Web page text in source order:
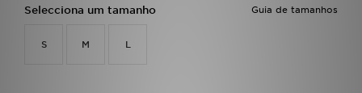
Guia de tamanhos
Selecciona um tamanho
S M L